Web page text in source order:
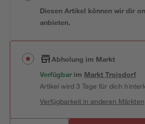
Diesen Artikel können wir dir
anbieten.
Abholung im Markt
Verfügbar im MarktTroisdorf
Artikel wird 3 Tage für dich
Verfügbarkeit in anderen Märkten